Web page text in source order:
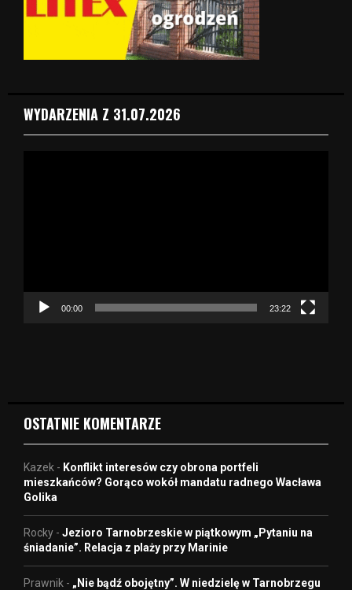
WYDARZENIA Z 31.07.2026
c
00:00 23:22
OSTATNIE KOMENTARZE
Kazek - Konflikt interesów czy obrona portfeli
mieszkańców? Gorąco wokół mandatu radnego Wacława
Golika
Rocky - Jezioro Tarnobrzeskie w piątkowym „Pytaniu na
śniadanie”. Relacja z plaży przy Marinie
Prawnik - „Nie bądź obojętny”. W niedzielę w Tarnobrzegu